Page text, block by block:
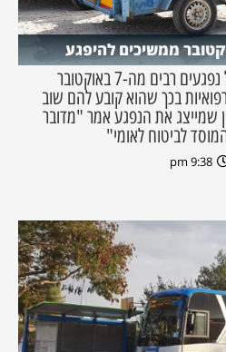
המוסד לביטוח לאומי כופה על נפגעים רבים מה-7 באוקטובר
בכך שהוא קובע להם שוב
שמייצג את הנפגע אמר "מדובר
לביטוח לאומי"
9:38 pm